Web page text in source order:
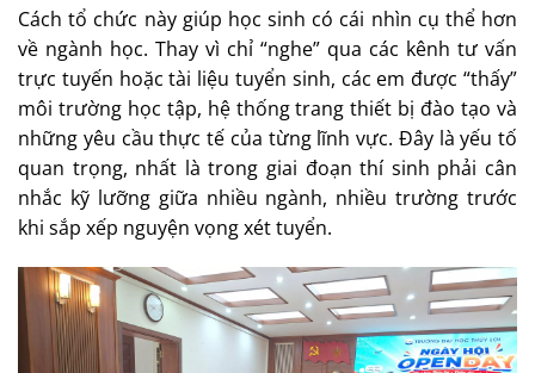
Cách tổ chức này giúp học sinh có cái nhìn cụ thể hơn
về ngành học. Thay vì chỉ “nghe” qua các kênh tư vấn
trực tuyến hoặc tài liệu tuyển sinh, các em được “thấy”
môi trường học tập, hệ thống trang thiết bị đào tạo và
những yêu cầu thực tế của từng lĩnh vực. Đây là yếu tố
quan trọng, nhất là trong giai đoạn thí sinh phải cân
nhắc kỹ lưỡng giữa nhiều ngành, nhiều trường trước
khi sắp xếp nguyện vọng xét tuyển.